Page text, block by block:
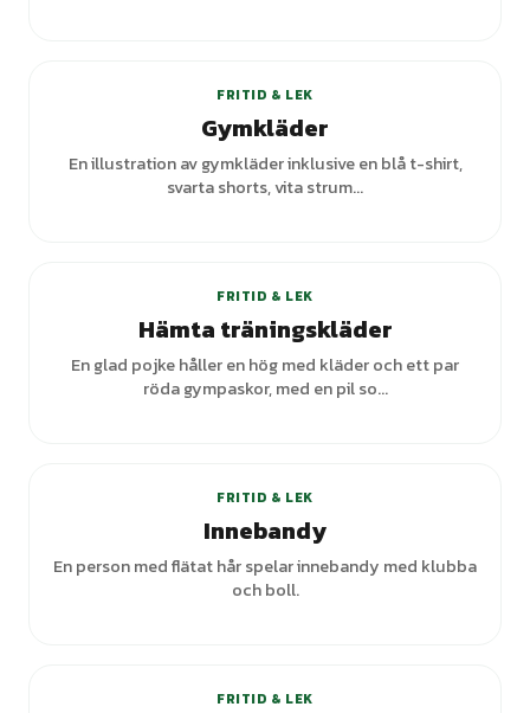
FRITID & LEK
Gymkläder
En illustration av gymkläder inklusive en blå t-shirt,
svarta shorts, vita strum...
FRITID & LEK
Hämta träningskläder
En glad pojke håller en hög med kläder och ett par
röda gympaskor, med en pil so...
FRITID & LEK
Innebandy
En person med flätat hår spelar innebandy med klubba
och boll.
FRITID & LEK